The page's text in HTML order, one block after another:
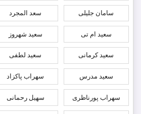
سامان جلیلی سعد المجرد
سعید ام تی سعید شهروز
سعید کرمانی سعید لطفی
سعید مدرس سهراب پاکزاد
سهراب پورناظری سهیل رحمانی